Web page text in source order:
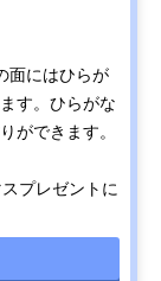
面にはひらが
す。ひらがな
ができます。
プレゼントに